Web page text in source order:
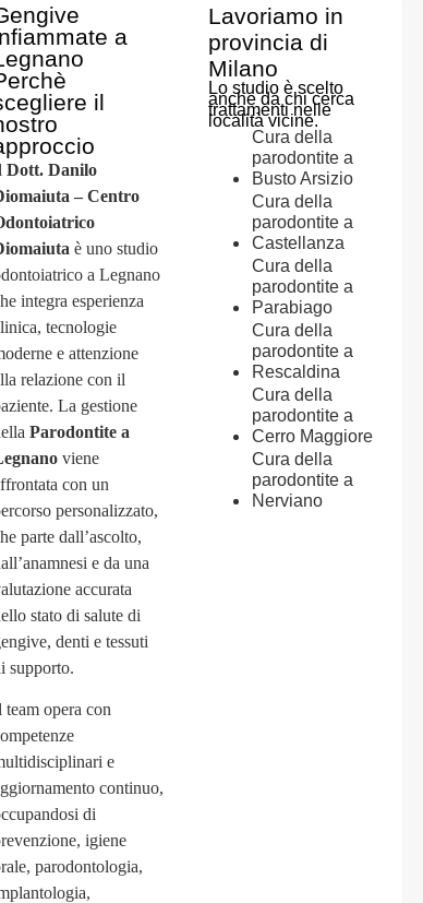
a
il
Dott. Danilo
– Centro
è uno studio
a Legnano
integra esperienza
tecnologie
e attenzione
relazione con il
La gestione
Parodontite a
viene
con un
personalizzato,
parte dall’ascolto,
e da una
accurata
stato di salute di
denti e tessuti
supporto.
team opera con
e
continuo,
di
igiene
parodontologia,
Lavoriamo in
provincia di
Milano
Lo studio è scelto
anche da chi cerca
trattamenti nelle
località vicine.
Cura della
parodontite a
Busto Arsizio
Cura della
parodontite a
Castellanza
Cura della
parodontite a
Parabiago
Cura della
parodontite a
Rescaldina
Cura della
parodontite a
Cerro Maggiore
Cura della
parodontite a
Nerviano